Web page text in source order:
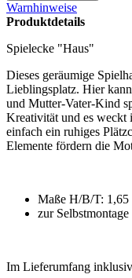
Warnhinweise
Produktdetails
Spielecke "Haus"
Dieses geräumige
Lieblingsplatz. Hier
und Mutter-Vater-Kind
Kreativität und es weckt
einfach ein ruhiges
Elemente fördern die
Maße H/B/T:
zur Selbstmontage
Im Lieferumfang